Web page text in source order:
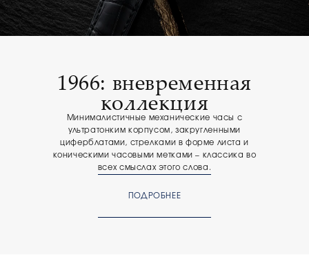
1966: вневременная
коллекция
Минималистичные механические часы с
ультратонким корпусом, закругленными
циферблатами, стрелками в форме листа и
коническими часовыми метками – классика во
всех смыслах этого слова.
ПОДРОБНЕЕ